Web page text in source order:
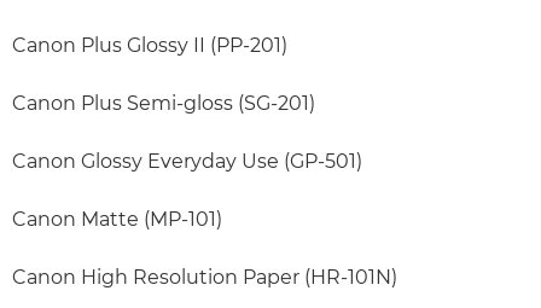
Canon Plus Glossy II (PP-201)
Canon Plus Semi-gloss (SG-201)
Canon Glossy Everyday Use (GP-501)
Canon Matte (MP-101)
Canon High Resolution Paper (HR-101N)